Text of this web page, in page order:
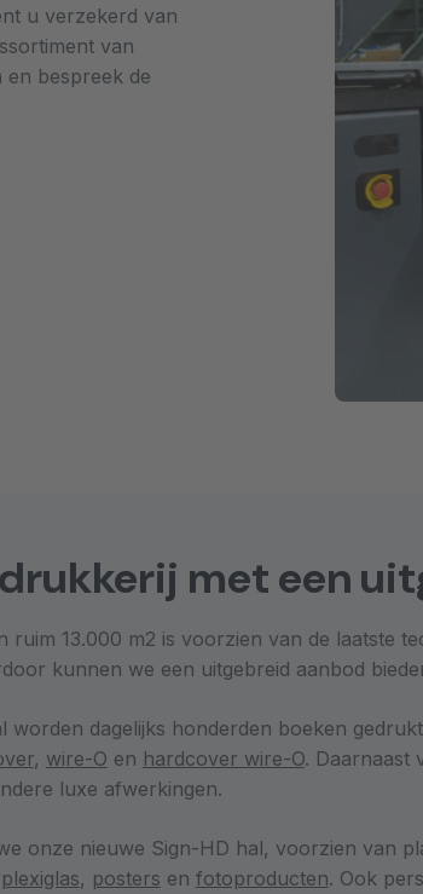
u verzekerd van
van
bespreek de
met een
ruim 13.000 m2 is voorzien van de laatste
kunnen we een uitgebreid aanbod
worden dagelijks honderden boeken
, wire-O en hardcover wire-O. Daarnaast
luxe afwerkingen.
onze nieuwe Sign-HD hal, voorzien van
plexiglas, posters en fotoproducten. Ook